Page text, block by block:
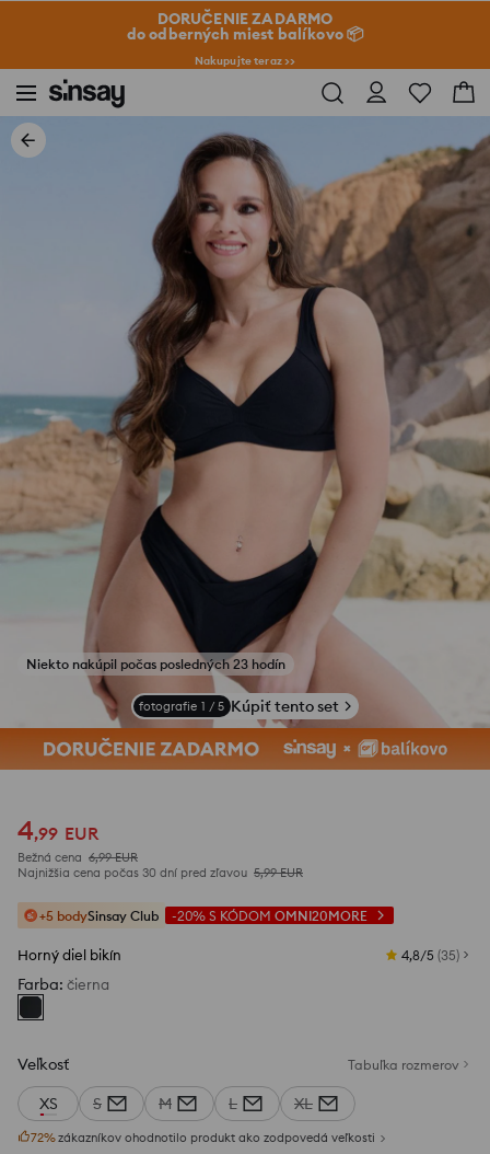
DORUČENIE ZADARMO
do odberných miest balíkovo 📦
Nakupujte teraz >>
Niekto nakúpil počas posledných 23 hodín
fotografie 1 / 5 Kúpiť tento set
4,99 EUR
Bežná cena 6,99 EUR
Najnižšia cena počas 30 dní pred zľavou 5,99 EUR
+5 bodySinsay Club -20% S KÓDOM OMNI20MORE
Horný diel bikín 4,8/5 (35)
Farba: čierna
Veľkosť Tabuľka rozmerov
XS S M L XL
72%zákazníkov ohodnotilo produkt ako zodpovedá veľkosti